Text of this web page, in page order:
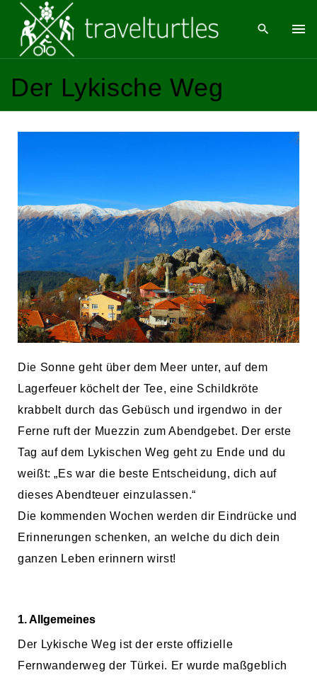
Der Lykische Weg
Die Sonne geht über dem Meer unter, auf dem
Lagerfeuer köchelt der Tee, eine Schildkröte
krabbelt durch das Gebüsch und irgendwo in der
Ferne ruft der Muezzin zum Abendgebet. Der erste
Tag auf dem Lykischen Weg geht zu Ende und du
weißt: „Es war die beste Entscheidung, dich auf
dieses Abendteuer einzulassen.“
Die kommenden Wochen werden dir Eindrücke und
Erinnerungen schenken, an welche du dich dein
ganzen Leben erinnern wirst!
1. Allgemeines
Der Lykische Weg ist der erste offizielle
Fernwanderweg der Türkei. Er wurde maßgeblich